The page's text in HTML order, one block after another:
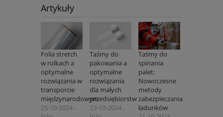
Artykuły
Folia stretch
w rolkach a
optymalne
rozwiązania w
transporcie
międzynarodowym
25-10-2024 ,
Taśmy do
pakowania a
optymalne
rozwiązania
dla małych
przedsiębiorstw
23-10-2024 ,
Taśmy do
spinania
palet:
Nowoczesne
metody
zabezpieczania
ładunków